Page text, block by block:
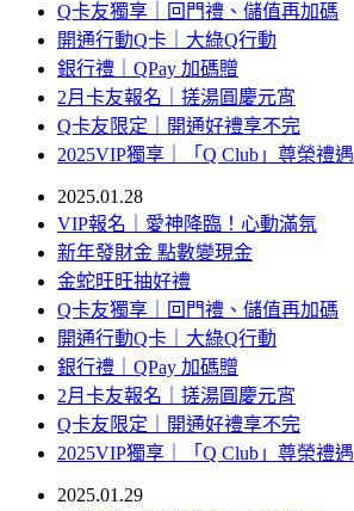
Q卡友獨享｜回門禮、儲值再加碼
開通行動Q卡｜大綠Q行動
銀行禮｜QPay 加碼贈
2月卡友報名｜搓湯圓慶元宵
Q卡友限定｜開通好禮享不完
2025VIP獨享｜「Q Club」尊榮禮遇
2025.01.28
VIP報名｜愛神降臨！心動滿氛
新年發財金 點數變現金
金蛇旺旺抽好禮
Q卡友獨享｜回門禮、儲值再加碼
開通行動Q卡｜大綠Q行動
銀行禮｜QPay 加碼贈
2月卡友報名｜搓湯圓慶元宵
Q卡友限定｜開通好禮享不完
2025VIP獨享｜「Q Club」尊榮禮遇
2025.01.29